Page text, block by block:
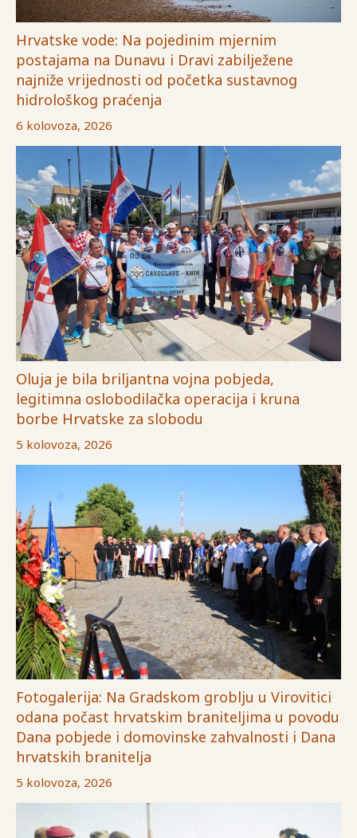
Hrvatske vode: Na pojedinim mjernim
postajama na Dunavu i Dravi zabilježene
najniže vrijednosti od početka sustavnog
hidrološkog praćenja
6 kolovoza, 2026
Oluja je bila briljantna vojna pobjeda,
legitimna oslobodilačka operacija i kruna
borbe Hrvatske za slobodu
5 kolovoza, 2026
Fotogalerija: Na Gradskom groblju u Virovitici
odana počast hrvatskim braniteljima u povodu
Dana pobjede i domovinske zahvalnosti i Dana
hrvatskih branitelja
5 kolovoza, 2026